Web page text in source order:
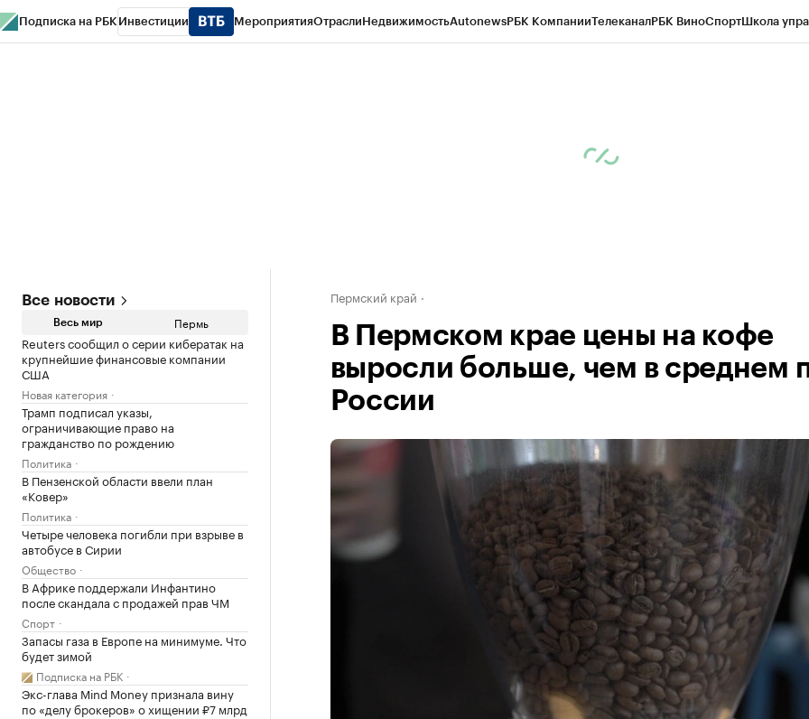
Подписка на РБК Инвестиции МероприятияОтраслиНедвижимостьAutonewsРБК КомпанииТелеканалРБК ВиноСпортШкола
Все новости
Весь мир Пермь
Reuters сообщил о серии кибератак на
крупнейшие финансовые компании
США
Новая категория
Трамп подписал указы,
ограничивающие право на
гражданство по рождению
Политика
В Пензенской области ввели план
«Ковер»
Политика
Четыре человека погибли при взрыве в
автобусе в Сирии
Общество
В Африке поддержали Инфантино
после скандала с продажей прав ЧМ
Спорт
Запасы газа в Европе на минимуме. Что
будет зимой
Подписка на РБК
Экс-глава Mind Money признала вину
по «делу брокеров» о хищении ₽7 млрд
Пермский край
В Пермском крае цены на кофе
выросли больше, чем в среднем
России